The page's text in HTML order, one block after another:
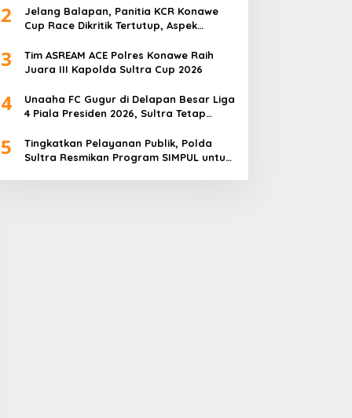
2
Jelang Balapan, Panitia KCR Konawe
Cup Race Dikritik Tertutup, Aspek
3
Tim ASREAM ACE Polres Konawe Raih
Juara III Kapolda Sultra Cup 2026
4
Unaaha FC Gugur di Delapan Besar Liga
4 Piala Presiden 2026, Sultra Tetap
5
Tingkatkan Pelayanan Publik, Polda
Sultra Resmikan Program SIMPUL untuk